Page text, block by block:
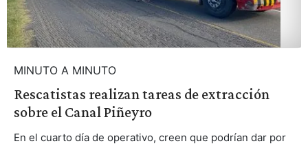
MINUTO A MINUTO
Rescatistas realizan tareas de extracción
sobre el Canal Piñeyro
En el cuarto día de operativo, creen que podrían dar por